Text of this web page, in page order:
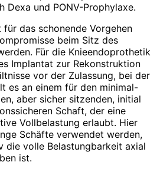
Dexa und PONV-Prophylaxe.
das schonende Vorgehen
beim Sitz des
Für die Knieendoprothetik
Implantat zur Rekonstruktion
vor der Zulassung, bei der
es an einem für den minimal-
aber sicher sitzenden, initial
Schaft, der eine
Vollbelastung erlaubt. Hier
Schäfte verwendet werden,
die volle Belastungbarkeit axial
ist.